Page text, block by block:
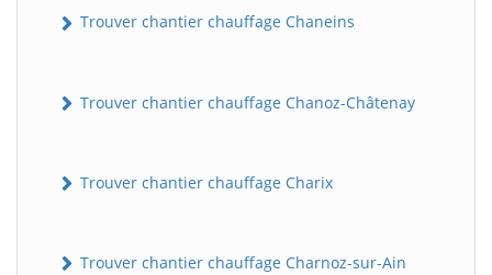
Trouver chantier chauffage Chaneins
Trouver chantier chauffage Chanoz-Châtenay
Trouver chantier chauffage Charix
Trouver chantier chauffage Charnoz-sur-Ain